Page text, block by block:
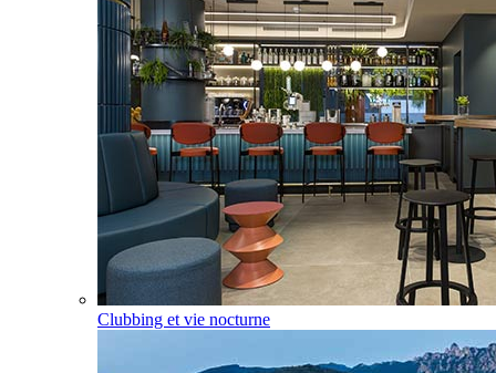
Clubbing et vie nocturne